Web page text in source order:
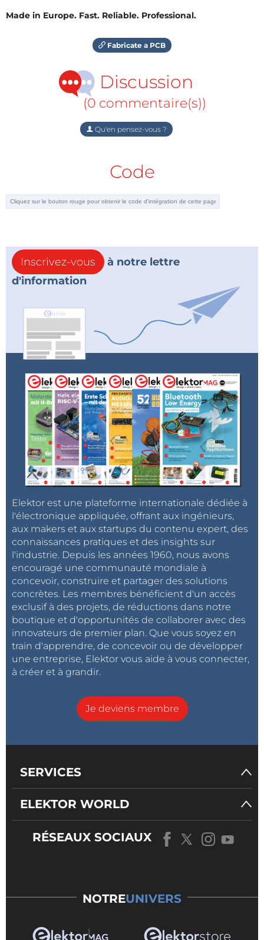
Made in Europe. Fast. Reliable. Professional.
Fabricate a PCB
Discussion
(0 commentaire(s))
Qu'en pensez-vous ?
Code
Inscrivez-vous
à notre lettre
d'information
Elektor est une plateforme internationale dédiée à
l'électronique appliquée, offrant aux ingénieurs,
aux makers et aux startups du contenu expert, des
connaissances pratiques et des insights sur
l'industrie. Depuis les années 1960, nous avons
encouragé une communauté mondiale à
concevoir, construire et partager des solutions
concrètes. Les membres bénéficient d'un accès
exclusif à des projets, de réductions dans notre
boutique et d'opportunités de collaborer avec des
innovateurs de premier plan. Que vous soyez en
train d'apprendre, de concevoir ou de développer
une entreprise, Elektor vous aide à vous connecter,
à créer et à grandir.
Je deviens membre
SERVICES
ELEKTOR WORLD
RÉSEAUX SOCIAUX
NOTREUNIVERS